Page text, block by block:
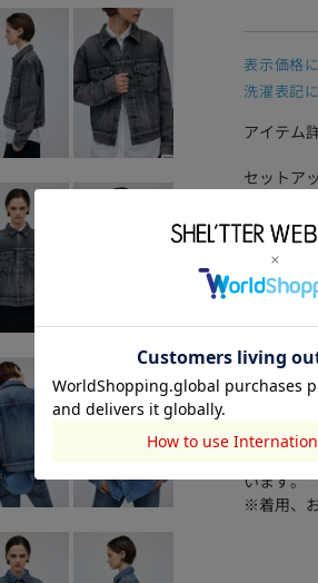
表示価格
洗濯表記
アイテム
セットア
14ozのデ
スタイリ
程よく品
着回し
同シリー
前合わせ
※画像の
※画像の
います。
※着用、